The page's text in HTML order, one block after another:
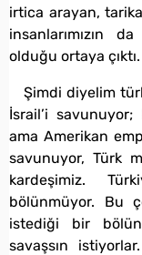
irtica arayan,
insanlarımızın
olduğu ortaya çıktı.
Şimdi diyelim
İsrail’i savunuyor;
ama Amerikan
savunuyor, Türk
kardeşimiz.
bölünmüyor. Bu
istediği bir
savaşsın